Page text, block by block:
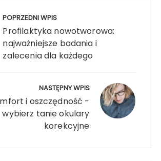
POPRZEDNI WPIS
Profilaktyka nowotworowa:
najważniejsze badania i
zalecenia dla każdego
NASTĘPNY WPIS
i oszczędność -
wybierz tanie okulary
korekcyjne